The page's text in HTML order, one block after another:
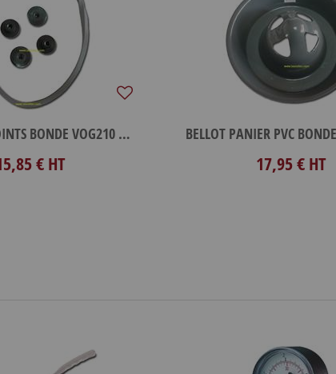
BELLOT KIT JOINTS BONDE VOG210 4.5L + 4 VOLANTS PVC
€ HT 17,95 € HT